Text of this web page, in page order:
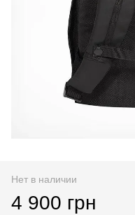
Нет в наличии
4 900 грн